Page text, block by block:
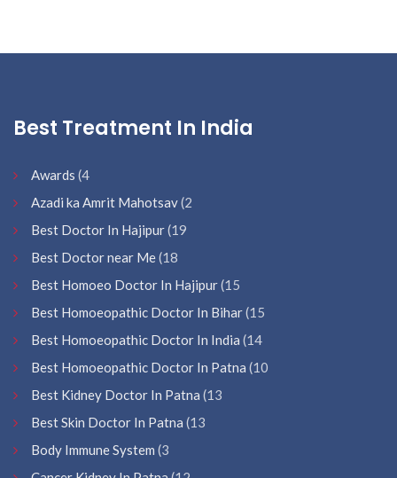
Best Treatment In India
Awards (4
Azadi ka Amrit Mahotsav(2
Best Doctor In Hajipur(19
Best Doctor near Me(18
Best Homoeo Doctor In Hajipur(15
Best Homoeopathic Doctor In Bihar(15
Best Homoeopathic Doctor In India (14
Best Homoeopathic Doctor In Patna (10
Best Kidney Doctor In Patna (13
Best Skin Doctor In Patna (13
Body Immune System (3